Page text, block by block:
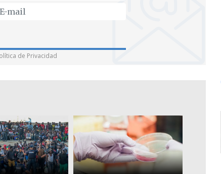
de Privacidad